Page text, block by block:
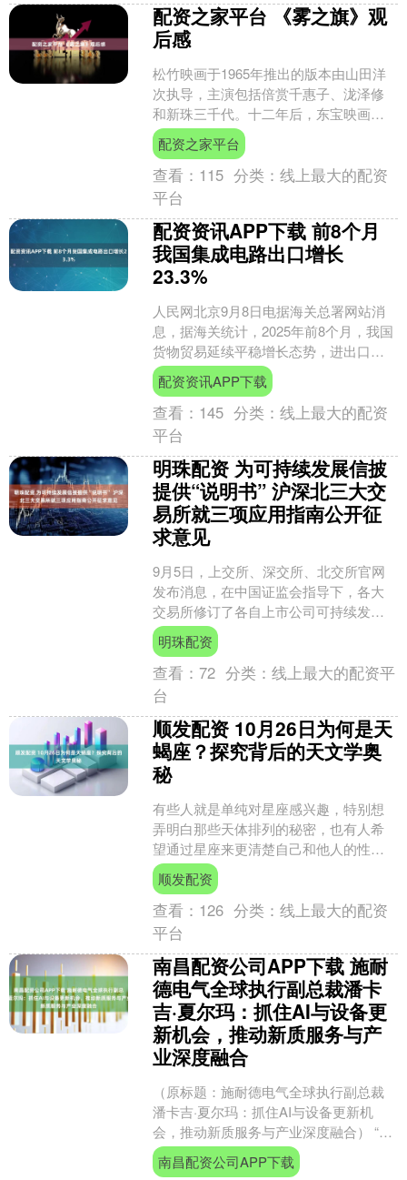
配资之家平台 《雾之旗》观
后感
松竹映画于1965年推出的版本由山田洋
次执导，主演包括倍赏千惠子、泷泽修
和新珠三千代。十二年后，东宝映画于
1977年发布了另一版，由西河克己执
导，山口百惠、三国....
配资之家平台
查看： 115 分类：线上最大的配资
平台
配资资讯APP下载 前8个月
我国集成电路出口增长
23.3%
人民网北京9月8日电据海关总署网站消
息，据海关统计，2025年前8个月，我国
货物贸易延续平稳增长态势，进出口总
值29.57万亿元人民币，同比（下同）增
长3.5%....
配资资讯APP下载
查看： 145 分类：线上最大的配资
平台
明珠配资 为可持续发展信披
提供“说明书” 沪深北三大交
易所就三项应用指南公开征
求意见
9月5日，上交所、深交所、北交所官网
发布消息，在中国证监会指导下，各大
交易所修订了各自上市公司可持续发展
报告编制指南(以下简称《指南》)，拟新
增附件《第三号污染....
明珠配资
查看：72 分类：线上最大的配资平
台
顺发配资 10月26日为何是天
蝎座？探究背后的天文学奥
秘
有些人就是单纯对星座感兴趣，特别想
弄明白那些天体排列的秘密，也有人希
望通过星座来更清楚自己和他人的性
格，从中得到一些新的想法和体会，所
以很多人都很在意自己出生那....
顺发配资
查看： 126 分类：线上最大的配资
平台
南昌配资公司APP下载 施耐
德电气全球执行副总裁潘卡
吉·夏尔玛：抓住AI与设备更
新机会，推动新质服务与产
业深度融合
（原标题：施耐德电气全球执行副总裁
潘卡吉·夏尔玛：抓住AI与设备更新机
会，推动新质服务与产业深度融合） “在
全球能源转型的大背景下，低碳绿色产
业正成为中国乃至全....
南昌配资公司APP下载